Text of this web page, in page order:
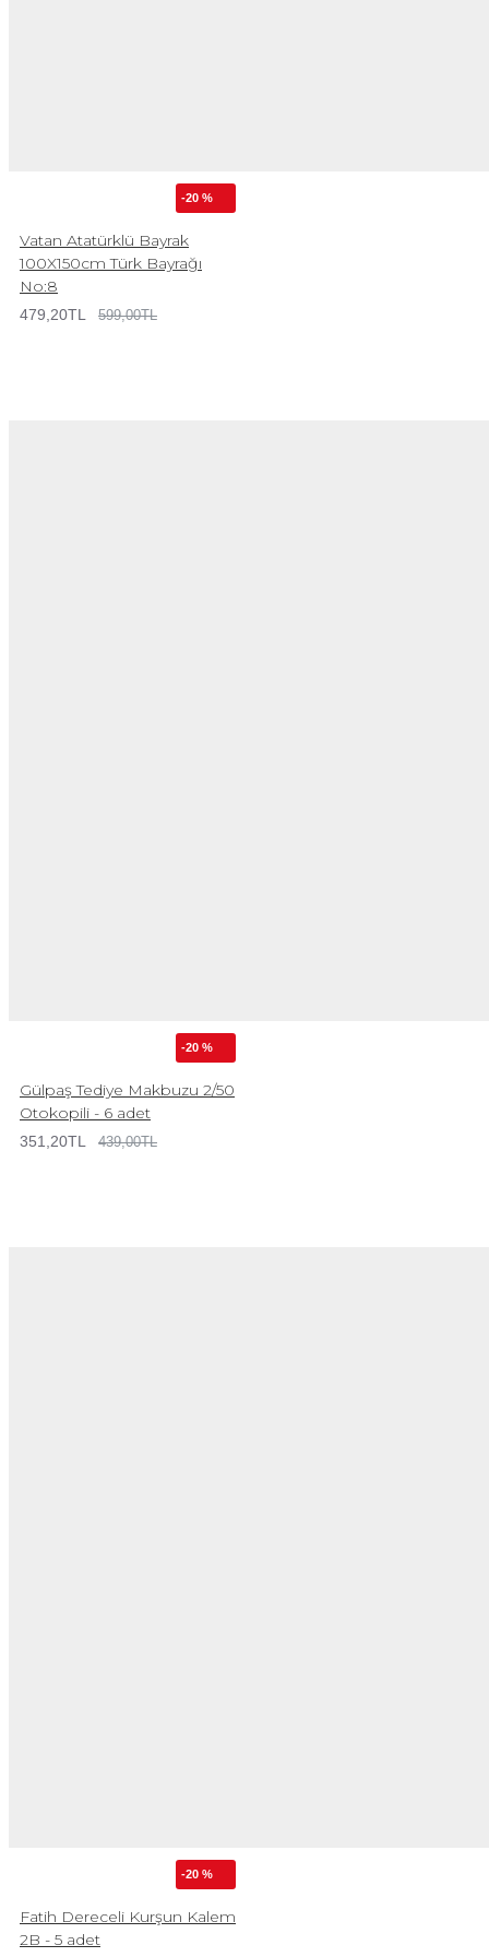
-20 %
Vatan Atatürklü Bayrak
100X150cm Türk Bayrağı
No:8
479,20TL 599,00TL
-20 %
Gülpaş Tediye Makbuzu 2/50
Otokopili - 6 adet
351,20TL 439,00TL
-20 %
Fatih Dereceli Kurşun Kalem
2B - 5 adet